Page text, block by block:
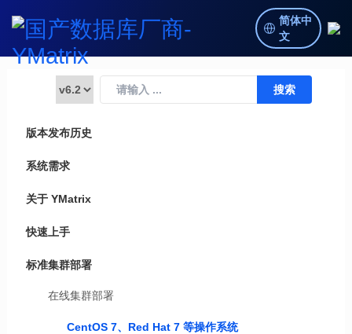
简体中
文
版本发布历史
系统需求
关于 YMatrix
快速上手
标准集群部署
在线集群部署
CentOS 7、Red Hat 7 等操作系统